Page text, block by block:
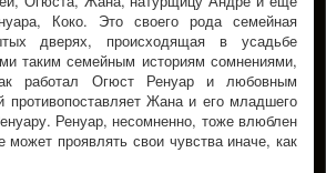
Коко. Это своего рода семейная
дверях, происходящая в усадьбе
таким семейным историям сомнениями,
работал Огюст Ренуар и любовным
противопоставляет Жана и его младшего
Ренуар, несомненно, тоже влюблен
проявлять свои чувства иначе, как